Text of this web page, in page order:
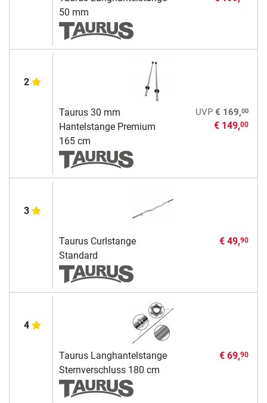
50 mm
2
Taurus 30 mm
Hantelstange Premium
165 cm
UVP € 169,00
€ 149,00
3
Taurus Curlstange
Standard
€ 49,90
4
Taurus Langhantelstange
Sternverschluss 180 cm
€ 69,90